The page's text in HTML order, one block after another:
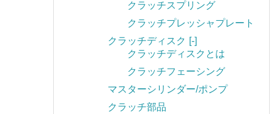
クラッチスプリング
クラッチプレッシャプレート
クラッチディスク [-]
クラッチディスクとは
クラッチフェーシング
マスターシリンダー/ポンプ
クラッチ部品